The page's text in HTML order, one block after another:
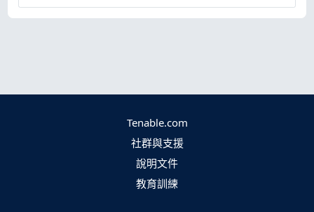
Tenable.com
社群與支援
說明文件
教育訓練